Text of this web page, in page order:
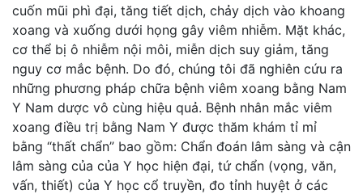
cuốn mũi phì đại, tăng tiết dịch, chảy dịch vào khoang
xoang và xuống dưới họng gây viêm nhiễm. Mặt khác,
cơ thể bị ô nhiễm nội môi, miễn dịch suy giảm, tăng
nguy cơ mắc bệnh. Do đó, chúng tôi đã nghiên cứu ra
những phương pháp chữa bệnh viêm xoang bằng Nam
Y Nam dược vô cùng hiệu quả. Bệnh nhân mắc viêm
xoang điều trị bằng Nam Y được thăm khám tỉ mỉ
bằng “thất chẩn” bao gồm: Chẩn đoán lâm sàng và cận
lâm sàng của của Y học hiện đại, tứ chẩn (vọng, văn,
vấn, thiết) của Y học cổ truyền, đo tỉnh huyệt ở các